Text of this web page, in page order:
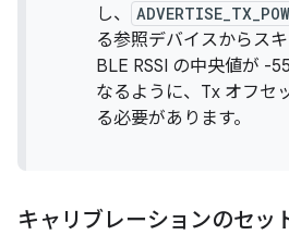
し、
る参照デバイスからス
BLE RSSI の中央値が -
なるように、Tx オフセ
る必要があります。
キャリブレーションのセッ